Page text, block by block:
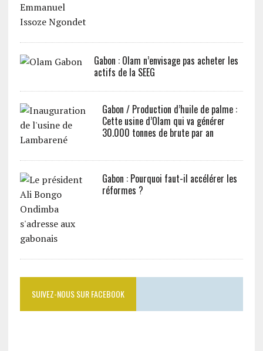
Gabon : Olam n’envisage pas acheter les
actifs de la SEEG
Gabon / Production d’huile de palme :
Cette usine d’Olam qui va générer
30.000 tonnes de brute par an
Gabon : Pourquoi faut-il accélérer les
réformes ?
SUIVEZ-NOUS SUR FACEBOOK